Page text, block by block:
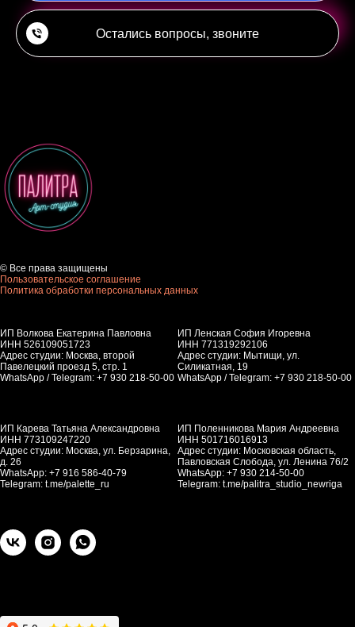
Остались вопросы, звоните
© Все права защищены
Пользовательское соглашение
Политика обработки персональных данных
ИП Волкова Екатерина Павловна
ИНН 526109051723
Адрес студии: Москва, второй
Павелецкий проезд 5, стр. 1
WhatsApp / Telegram: +7 930 218-50-00
ИП Ленская София Игоревна
ИНН 771319292106
Адрес студии: Мытищи, ул.
Силикатная, 19
WhatsApp / Telegram: +7 930 218-50-00
ИП Карева Татьяна Александровна
ИНН 773109247220
Адрес студии: Москва, ул. Берзарина,
д. 26
WhatsApp: +7 916 586-40-79
Telegram: t.me/palette_ru
ИП Поленникова Мария Андреевна
ИНН 501716016913
Адрес студии: Московская область,
Павловская Слобода, ул. Ленина 76/2
WhatsApp: +7 930 214-50-00
Telegram: t.me/palitra_studio_newriga